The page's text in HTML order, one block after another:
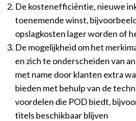
De kostenefficiëntie, nieuwe
toenemende winst,
opslagkosten lager worden of
De mogelijkheid om het
en zich te onderscheiden van
met name door klanten extra
bieden met behulp van de
voordelen die POD biedt,
titels beschikbaar blijven